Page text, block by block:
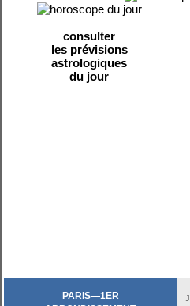
consulter
les prévisions
astrologiques
du jour